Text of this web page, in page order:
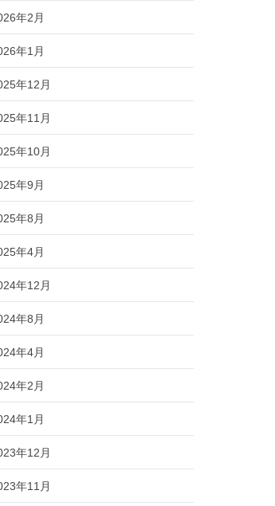
年2月
年1月
年12月
年11月
年10月
年9月
年8月
年4月
年12月
年8月
年4月
年2月
年1月
年12月
年11月